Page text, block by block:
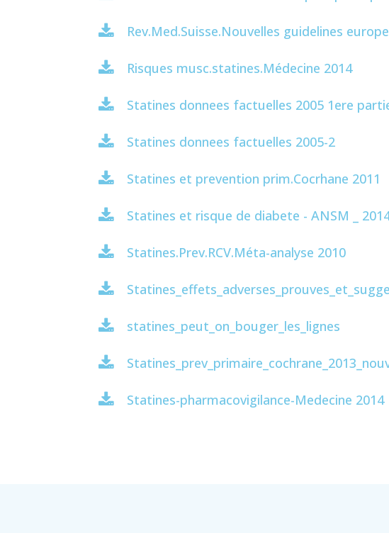
Rev.Med.Suisse.Nouvelles guidelines
Risques musc.statines.Médecine 2014
Statines donnees factuelles 2005 1ere
Statines donnees factuelles 2005-2
Statines et prevention prim.Cocrhane 2011
Statines et risque de diabete - ANSM _
Statines.Prev.RCV.Méta-analyse 2010
statines_peut_on_bouger_les_lignes
Statines-pharmacovigilance-Medecine 2014